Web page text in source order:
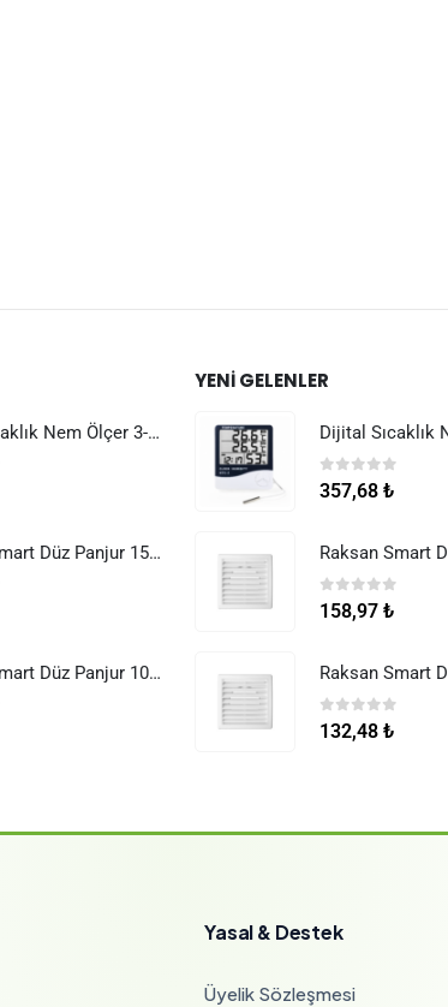
Dijital Sıcaklık Nem Ölçer 3-1 Sensör Kablolu
Raksan Smart Düz Panjur 150 mm Sinek Telli
Raksan Smart Düz Panjur 100 mm Sinek Telli
YENI GELENLER
05 üzerinden
357,68 ₺
0 5 üzerinden
158,97 ₺
0 5 üzerinden
132,48 ₺
Yasal & Destek
Üyelik Sözleşmesi